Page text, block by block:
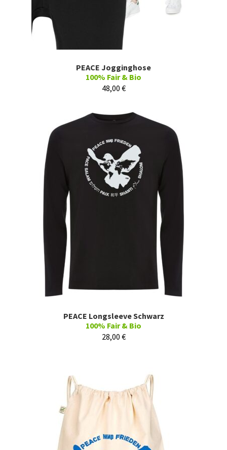
PEACE Jogginghose
100% Fair & Bio
48,00 €
PEACE Longsleeve Schwarz
100% Fair & Bio
28,00 €